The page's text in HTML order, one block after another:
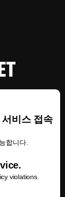
비스 접속
합니다.
violations.